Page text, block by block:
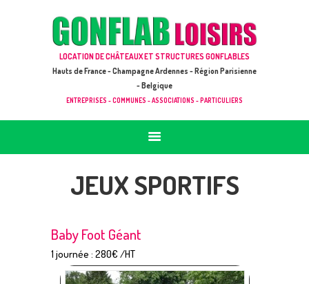
LOCATION DE CHÂTEAUX ET STRUCTURES GONFLABLES
Hauts de France - Champagne Ardennes - Région Parisienne
- Belgique
ENTREPRISES - COMMUNES - ASSOCIATIONS - PARTICULIERS
GONFLAB LOISIRS
ACCUEIL
JEUX À LOUER & PRESTATIONS
CATALOGUE / TARIF
DEMANDE DE DEVIS (SOUS 24H)
JEUX SPORTIFS
Baby Foot Géant
1 journée : 280€ /HT